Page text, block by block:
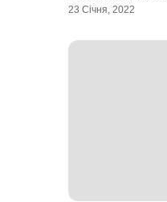
23 Січня, 2022